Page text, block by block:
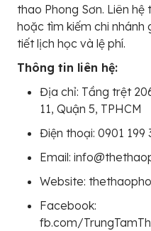
thao Phong Sơn. Liên
hoặc tìm kiếm chi nhánh
tiết lịch học và lệ phí.
Thông tin liên hệ:
Địa chỉ: Tầng trệt
11, Quận 5, TPHCM
Điện thoại: 0901 199
Email:
Website:
Facebook:
fb.com/